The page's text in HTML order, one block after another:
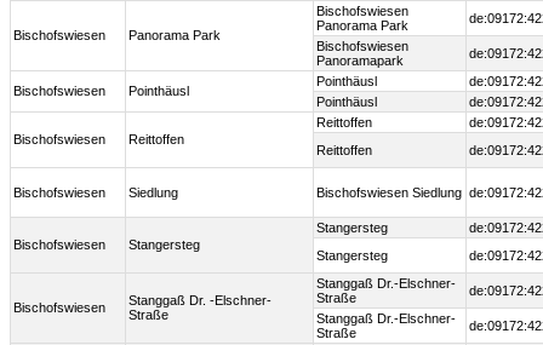
Bischofswiesen Panorama Park
Bischofswiesen
Panorama Park
Bischofswiesen
Panoramapark
Bischofswiesen Pointhäusl
Pointhäusl
Pointhäusl
Bischofswiesen Reittoffen
Reittoffen
Reittoffen
Bischofswiesen Siedlung Bischofswiesen Siedlung
Bischofswiesen Stangersteg
Stangersteg
Stangersteg
Bischofswiesen
Stanggaß Dr. -Elschner-
Straße
Stanggaß Dr.-Elschner-
Straße
Stanggaß Dr.-Elschner-
Straße